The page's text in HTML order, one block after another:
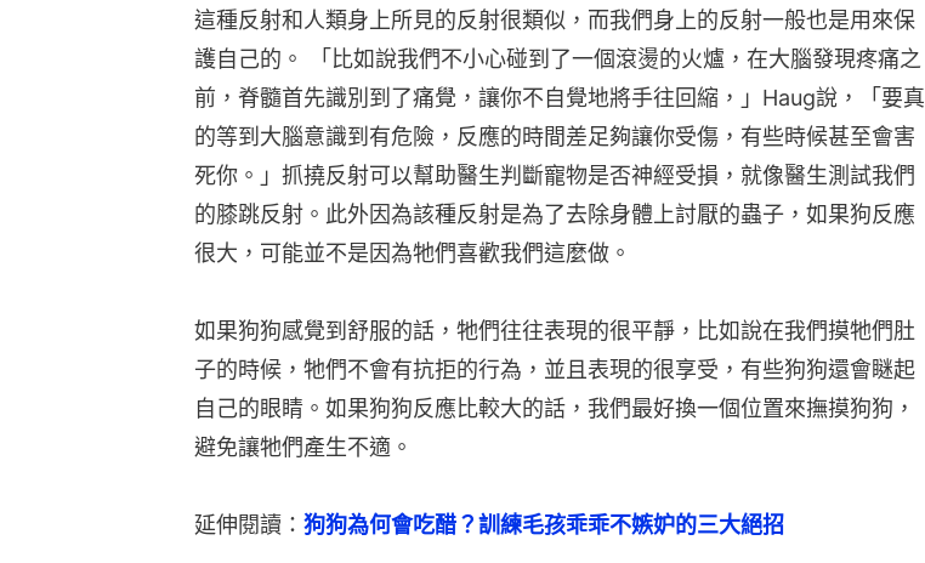
這種反射和人類身上所見的反射很類似，而我們身上的反射一般也是用來保
護自己的。 「比如說我們不小心碰到了一個滾燙的火爐，在大腦發現疼痛之
前，脊髓首先識別到了痛覺，讓你不自覺地將手往回縮，」Haug說，「要真
的等到大腦意識到有危險，反應的時間差足夠讓你受傷，有些時候甚至會害
死你。」抓撓反射可以幫助醫生判斷寵物是否神經受損，就像醫生測試我們
的膝跳反射。此外因為該種反射是為了去除身體上討厭的蟲子，如果狗反應
很大，可能並不是因為牠們喜歡我們這麼做。
如果狗狗感覺到舒服的話，牠們往往表現的很平靜，比如說在我們摸牠們肚
子的時候，牠們不會有抗拒的行為，並且表現的很享受，有些狗狗還會瞇起
自己的眼睛。如果狗狗反應比較大的話，我們最好換一個位置來撫摸狗狗，
避免讓牠們產生不適。
延伸閱讀： 狗狗為何會吃醋？訓練毛孩乖乖不嫉妒的三大絕招